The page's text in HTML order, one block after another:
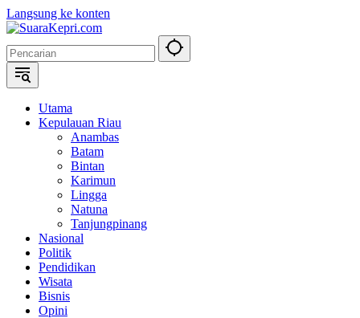
Langsung ke konten
Utama
Kepulauan Riau
Anambas
Batam
Bintan
Karimun
Lingga
Natuna
Tanjungpinang
Nasional
Politik
Pendidikan
Wisata
Bisnis
Opini